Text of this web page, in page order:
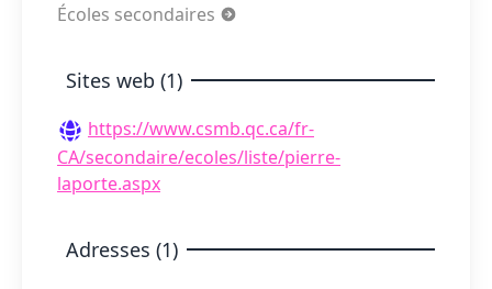
Écoles secondaires
Sites web (1)
https://www.csmb.qc.ca/fr-
CA/secondaire/ecoles/liste/pierre-
laporte.aspx
Adresses (1)